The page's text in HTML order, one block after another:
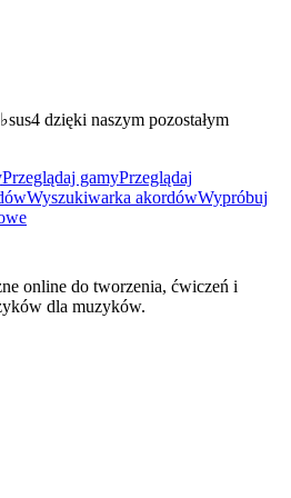
dzięki naszym pozostałym
Przeglądaj gamyPrzeglądaj
Wyszukiwarka akordówWypróbuj
online do tworzenia, ćwiczeń i
dla muzyków.